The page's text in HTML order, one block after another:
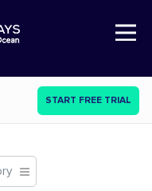
Open Nav
START FREE TRIAL